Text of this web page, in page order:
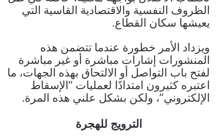
الظروف النفسية والاقتصادية القاسية التي
يعيشها سكان القطاع.
ويزداد الأمر خطورة عندما تتضمن هذه
المنشورات إشارات مباشرة أو غير مباشرة
لفتح باب التواصل أو الالتحاق بهذه الجهات، ما
اعتبره كثيرون امتدادًا لعمليات “الإسقاط
الإلكتروني”، ولكن بشكل علني هذه المرة.
الترويج للهجرة